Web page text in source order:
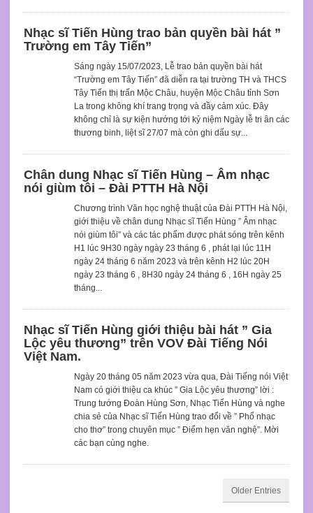
Nhạc sĩ Tiến Hùng trao bản quyền bài hát ”
Trường em Tây Tiến”
Sáng ngày 15/07/2023, Lễ trao bản quyền bài hát
“Trường em Tây Tiến” đã diễn ra tại trường TH và THCS
Tây Tiến thị trấn Mộc Châu, huyện Mộc Châu tỉnh Sơn
La trong không khí trang trọng và đầy cảm xúc. Đây
không chỉ là sự kiện hướng tới kỷ niệm Ngày lễ tri ân các
thương binh, liệt sĩ 27/07 mà còn ghi dấu sự...
Chân dung Nhạc sĩ Tiến Hùng – Âm nhạc
nói giùm tôi – Đài PTTH Hà Nội
Chương trình Văn học nghệ thuật của Đài PTTH Hà Nội,
giới thiệu về chân dung Nhạc sĩ Tiến Hùng ” Âm nhạc
nói giùm tôi” và các tác phẩm được phát sóng trên kênh
H1 lúc 9H30 ngày ngày 23 tháng 6 , phát lại lúc 11H
ngày 24 tháng 6 năm 2023 và trên kênh H2 lúc 20H
ngày 23 tháng 6 , 8H30 ngày 24 tháng 6 , 16H ngày 25
tháng...
Nhạc sĩ Tiến Hùng giới thiệu bài hát ” Gia
Lộc yêu thương” trên VOV Đài Tiếng Nói
Việt Nam.
Ngày 20 tháng 05 năm 2023 vừa qua, Đài Tiếng nói Việt
Nam có giới thiệu ca khúc ” Gia Lộc yêu thương” lời :
Trung tướng Đoàn Hùng Sơn, Nhạc Tiến Hùng và nghe
chia sẻ của Nhạc sĩ Tiến Hùng trao đổi về ” Phổ nhạc
cho thơ” trong chuyên mục ” Điểm hẹn văn nghệ”. Mời
các bạn cùng nghe.
Older Entries